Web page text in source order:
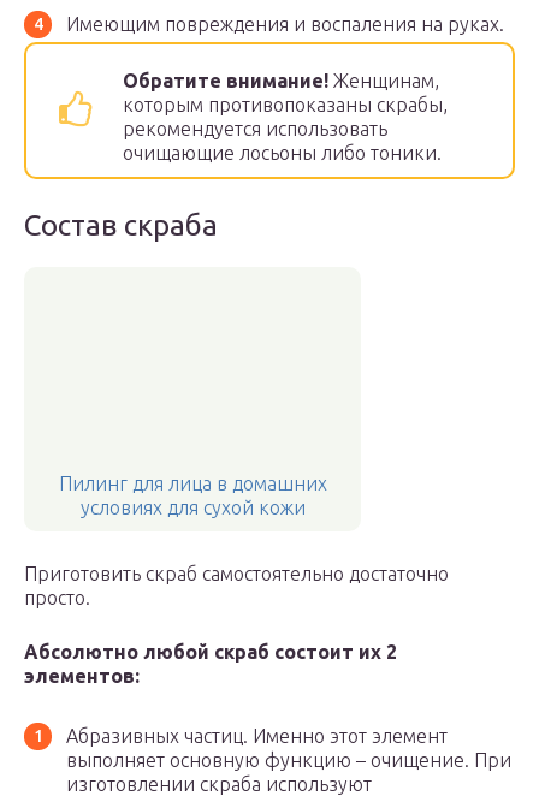
Имеющим повреждения и воспаления на руках.
Обратите внимание! Женщинам,
которым противопоказаны скрабы,
рекомендуется использовать
очищающие лосьоны либо тоники.
Состав скраба
Пилинг для лица в домашних
условиях для сухой кожи
Приготовить скраб самостоятельно достаточно
просто.
Абсолютно любой скраб состоит их 2
элементов:
Абразивных частиц. Именно этот элемент
выполняет основную функцию – очищение. При
изготовлении скраба используют